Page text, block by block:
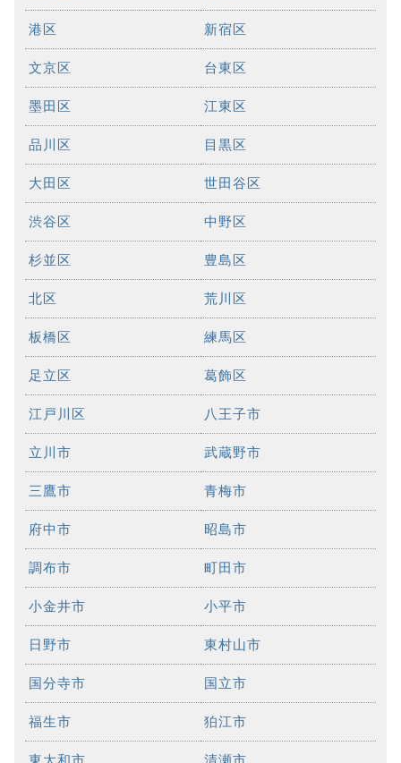
港区 新宿区
文京区 台東区
墨田区 江東区
品川区 目黒区
大田区 世田谷区
渋谷区 中野区
杉並区 豊島区
北区 荒川区
板橋区 練馬区
足立区 葛飾区
江戸川区 八王子市
立川市 武蔵野市
三鷹市 青梅市
府中市 昭島市
調布市 町田市
小金井市 小平市
日野市 東村山市
国分寺市 国立市
福生市 狛江市